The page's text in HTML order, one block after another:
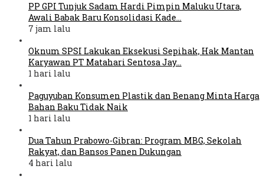
PP GPI Tunjuk Sadam Hardi Pimpin Maluku Utara,
Awali Babak Baru Konsolidasi Kade…
7 jam lalu
Oknum SPSI Lakukan Eksekusi Sepihak, Hak Mantan
Karyawan PT Matahari Sentosa Jay…
1 hari lalu
Paguyuban Konsumen Plastik dan Benang Minta Harga
Bahan Baku Tidak Naik
1 hari lalu
Dua Tahun Prabowo-Gibran: Program MBG, Sekolah
Rakyat, dan Bansos Panen Dukungan
4 hari lalu